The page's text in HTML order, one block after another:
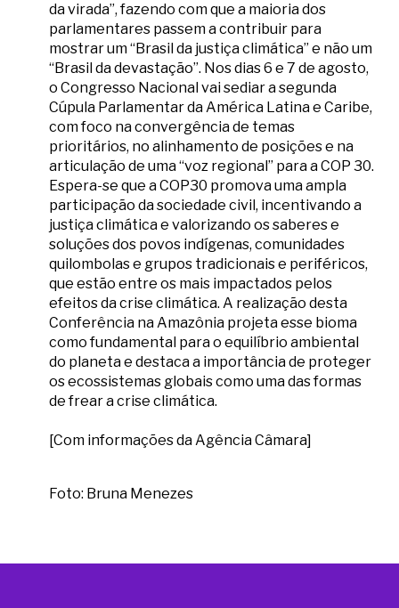
da virada”, fazendo com que a maioria dos
parlamentares passem a contribuir para
mostrar um “Brasil da justiça climática” e não um
“Brasil da devastação”. Nos dias 6 e 7 de agosto,
o Congresso Nacional vai sediar a segunda
Cúpula Parlamentar da América Latina e Caribe,
com foco na convergência de temas
prioritários, no alinhamento de posições e na
articulação de uma “voz regional” para a COP 30.
Espera-se que a COP30 promova uma ampla
participação da sociedade civil, incentivando a
justiça climática e valorizando os saberes e
soluções dos povos indígenas, comunidades
quilombolas e grupos tradicionais e periféricos,
que estão entre os mais impactados pelos
efeitos da crise climática. A realização desta
Conferência na Amazônia projeta esse bioma
como fundamental para o equilíbrio ambiental
do planeta e destaca a importância de proteger
os ecossistemas globais como uma das formas
de frear a crise climática.
[Com informações da Agência Câmara]
Foto: Bruna Menezes